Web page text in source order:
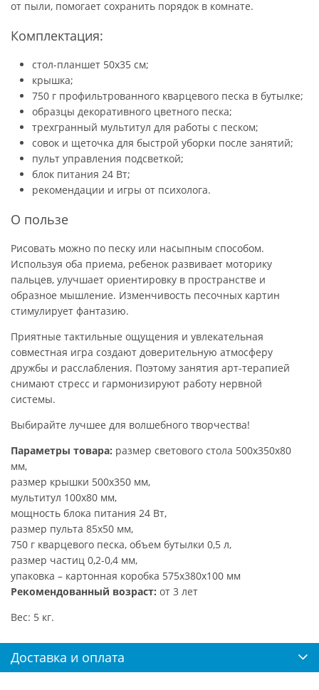
от пыли, помогает сохранить порядок в комнате.
Комплектация:
стол-планшет 50х35 см;
крышка;
750 г профильтрованного кварцевого песка в бутылке;
образцы декоративного цветного песка;
трехгранный мультитул для работы с песком;
совок и щеточка для быстрой уборки после занятий;
пульт управления подсветкой;
блок питания 24 Вт;
рекомендации и игры от психолога.
О пользе
Рисовать можно по песку или насыпным способом.
Используя оба приема, ребенок развивает моторику
пальцев, улучшает ориентировку в пространстве и
образное мышление. Изменчивость песочных картин
стимулирует фантазию.
Приятные тактильные ощущения и увлекательная
совместная игра создают доверительную атмосферу
дружбы и расслабления. Поэтому занятия арт-терапией
снимают стресс и гармонизируют работу нервной
системы.
Выбирайте лучшее для волшебного творчества!
Параметры товара: размер светового стола 500х350х80
мм,
размер крышки 500х350 мм,
мультитул 100х80 мм,
мощность блока питания 24 Вт,
размер пульта 85х50 мм,
750 г кварцевого песка, объем бутылки 0,5 л,
размер частиц 0,2-0,4 мм,
упаковка – картонная коробка 575х380х100 мм
Рекомендованный возраст: от 3 лет
Вес: 5 кг.
Доставка и оплата